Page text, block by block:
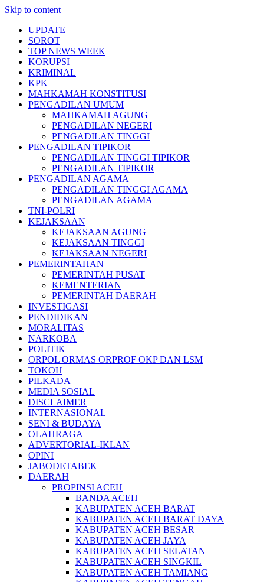
Skip to content
UPDATE
SOROT
TOP NEWS WEEK
KORUPSI
KRIMINAL
KPK
MAHKAMAH KONSTITUSI
PENGADILAN UMUM
MAHKAMAH AGUNG
PENGADILAN NEGERI
PENGADILAN TINGGI
PENGADILAN TIPIKOR
PENGADILAN TINGGI TIPIKOR
PENGADILAN TIPIKOR
PENGADILAN AGAMA
PENGADILAN TINGGI AGAMA
PENGADILAN AGAMA
TNI-POLRI
KEJAKSAAN
KEJAKSAAN AGUNG
KEJAKSAAN TINGGI
KEJAKSAAN NEGERI
PEMERINTAHAN
PEMERINTAH PUSAT
KEMENTERIAN
PEMERINTAH DAERAH
INVESTIGASI
PENDIDIKAN
MORALITAS
NARKOBA
POLITIK
ORPOL ORMAS ORPROF OKP DAN LSM
TOKOH
PILKADA
MEDIA SOSIAL
DISCLAIMER
INTERNASIONAL
SENI & BUDAYA
OLAHRAGA
ADVERTORIAL-IKLAN
OPINI
JABODETABEK
DAERAH
PROPINSI ACEH
BANDA ACEH
KABUPATEN ACEH BARAT
KABUPATEN ACEH BARAT DAYA
KABUPATEN ACEH BESAR
KABUPATEN ACEH JAYA
KABUPATEN ACEH SELATAN
KABUPATEN ACEH SINGKIL
KABUPATEN ACEH TAMIANG